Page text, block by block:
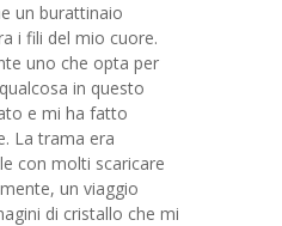
un burattinaio
i fili del mio cuore.
uno che opta per
in questo
e mi ha fatto
La trama era
con molti scaricare
un viaggio
di cristallo che mi